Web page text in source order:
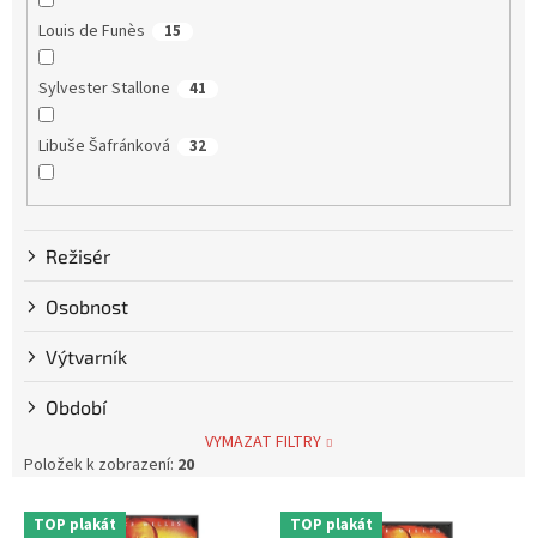
Louis de Funès 15
Sylvester Stallone 41
Libuše Šafránková 32
Dustin Hoffman 58
Clint Eastwood
Bruce Willis
Steve McQueen
Režisér
Osobnost
Výtvarník
Období
VYMAZAT FILTRY
Položek k zobrazení: 20
V TOP plakát
TOP plakát